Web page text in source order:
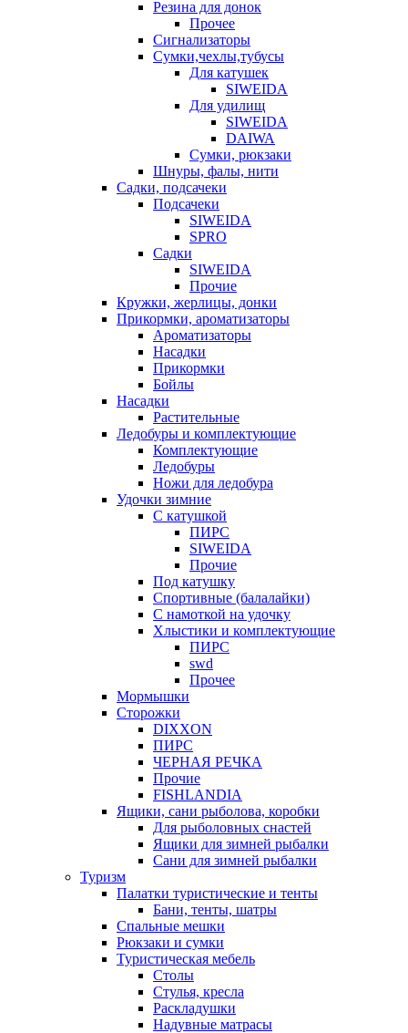
Резина для донок
Прочее
Сигнализаторы
Сумки,чехлы,тубусы
Для катушек
SIWEIDA
Для удилищ
SIWEIDA
DAIWA
Сумки, рюкзаки
Шнуры, фалы, нити
Садки, подсачеки
Подсачеки
SIWEIDA
SPRO
Садки
SIWEIDA
Прочие
Кружки, жерлицы, донки
Прикормки, ароматизаторы
Ароматизаторы
Насадки
Прикормки
Бойлы
Насадки
Растительные
Ледобуры и комплектующие
Комплектующие
Ледобуры
Ножи для ледобура
Удочки зимние
С катушкой
ПИРС
SIWEIDA
Прочие
Под катушку
Спортивные (балалайки)
С намоткой на удочку
Хлыстики и комплектующие
ПИРС
swd
Прочее
Мормышки
Сторожки
DIXXON
ПИРС
ЧЕРНАЯ РЕЧКА
Прочие
FISHLANDIA
Ящики, сани рыболова, коробки
Для рыболовных снастей
Ящики для зимней рыбалки
Сани для зимней рыбалки
Туризм
Палатки туристические и тенты
Бани, тенты, шатры
Спальные мешки
Рюкзаки и сумки
Туристическая мебель
Столы
Стулья, кресла
Раскладушки
Надувные матрасы